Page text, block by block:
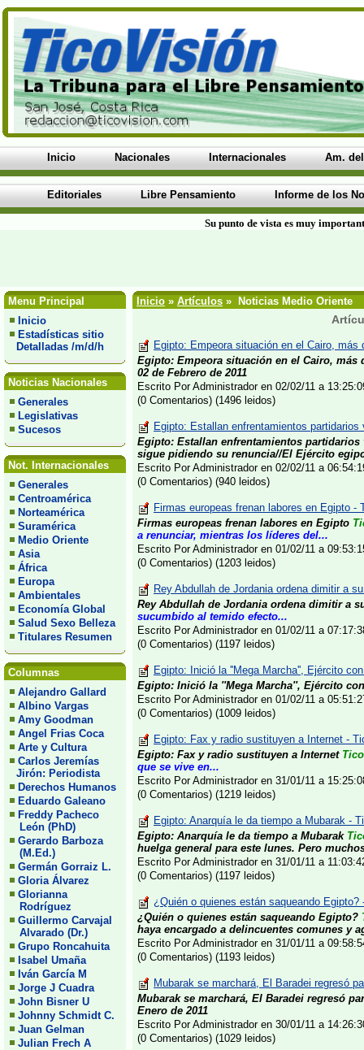
Inicio Nacionales Internacionales Am.
Editoriales Libre Pensamiento Informe de los
Su punto de vista es muy
Menu Principal
Inicio
Estadísticas sitio
Detalladas /m/d/h
Noticias Nacionales
Generales
Legislativas
Sucesos
Not. Internacionales
Generales
Centroamérica
Norteamérica
Suramérica
Medio Oriente
Asia
África
Europa
Ambientales
Economía Global
Salud Sexo Belleza
Titulares Resumen
Columnas
Alejandro Gallard
Albino Vargas
Amy Goodman
Angel Frias Coca
Arte y Cultura
Carlos Jeremías
Jirón: Periodista
Derechos Humanos
Eduardo Galeano
Freddy Pacheco
León (PhD)
Gerardo Barboza
(M.Ed.)
Germán Gorraiz L.
Gloria Álvarez
Glorianna
Rodríguez
Guillermo Carvajal
Alvarado (Dr.)
Grupo Roncahuita
Isabel Umaña
Iván García M
Jorge J Cuadra
John Bisner U
Johnny Schmidt C.
Juan Gelman
Julian Frech A
Inicio » Artículos » Noticias Medio Oriente
Egipto: Empeora situación en el Cairo, más
Egipto: Empeora situación en el Cairo, más
02 de Febrero de 2011
Escrito Por Administrador en 02/02/11 a
(0 Comentarios) (1496 leidos)
Egipto: Estallan enfrentamientos
Egipto: Estallan enfrentamientos partidarios
sigue pidiendo su renuncia//El Ejército
Escrito Por Administrador en 02/02/11 a
(0 Comentarios) (940 leidos)
Firmas europeas frenan labores en Egipto -
Firmas europeas frenan labores en Egipto
a renunciar, mientras los líderes del...
Escrito Por Administrador en 01/02/11 a
(0 Comentarios) (1203 leidos)
Rey Abdullah de Jordania ordena dimitir a
Rey Abdullah de Jordania ordena dimitir a
sucumbido al temido efecto...
Escrito Por Administrador en 01/02/11 a
(0 Comentarios) (1197 leidos)
Egipto: Inició la ''Mega Marcha'', Ejército
Egipto: Inició la ''Mega Marcha'', Ejército
Escrito Por Administrador en 01/02/11 a
(0 Comentarios) (1009 leidos)
Egipto: Fax y radio sustituyen a Internet -
Egipto: Fax y radio sustituyen a Internet
que se vive en...
Escrito Por Administrador en 31/01/11 a
(0 Comentarios) (1219 leidos)
Egipto: Anarquía le da tiempo a Mubarak -
Egipto: Anarquía le da tiempo a Mubarak
huelga general para este lunes. Pero
Escrito Por Administrador en 31/01/11 a
(0 Comentarios) (1197 leidos)
¿Quién o quienes están saqueando Egipto?
¿Quién o quienes están saqueando Egipto?
haya encargado a delincuentes comunes y
Escrito Por Administrador en 31/01/11 a
(0 Comentarios) (1193 leidos)
Mubarak se marchará, El Baradei regresó
Mubarak se marchará, El Baradei regresó
Enero de 2011
Escrito Por Administrador en 30/01/11 a
(0 Comentarios) (1029 leidos)